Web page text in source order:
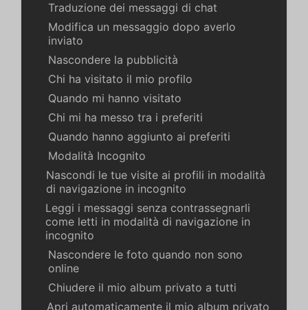
Traduzione dei messaggi di chat
Modifica un messaggio dopo averlo
inviato
Nascondere la pubblicità
Chi ha visitato il mio profilo
Quando mi hanno visitato
Chi mi ha messo tra i preferiti
Quando hanno aggiunto ai preferiti
Modalità Incognito
Nascondi le tue visite ai profili in modalità
di navigazione in incognito
Leggi i messaggi senza contrassegnarli
come letti in modalità di navigazione in
incognito
Nascondere le foto quando non sono
online
Chiudere il mio album privato a tutti
Apri automaticamente il mio album privato